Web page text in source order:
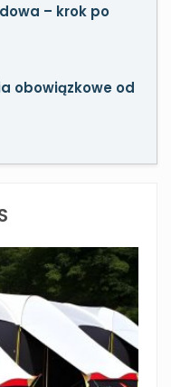
– krok po
obowiązkowe od